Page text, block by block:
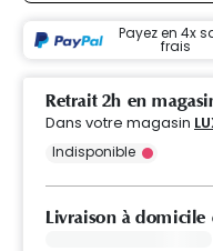
Payez en 4x
frais
Retrait 2h en
Dans votre magasin
Indisponible
Livraison à